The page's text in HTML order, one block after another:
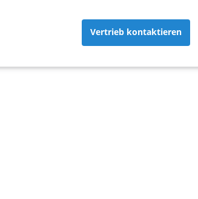
Vertrieb kontaktieren